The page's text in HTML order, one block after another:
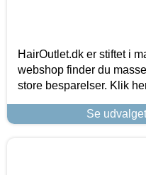
HairOutlet.dk er stiftet i
webshop finder du
store besparelser. Klik
Se